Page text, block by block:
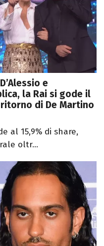
e
la Rai si gode il
di De Martino
al 15,9% di share,
oltr...